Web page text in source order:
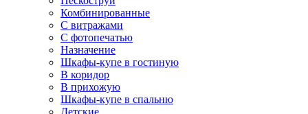
Комбинированные
С витражами
С фотопечатью
Назначение
Шкафы-купе в гостиную
В коридор
В прихожую
Шкафы-купе в спальню
Детские